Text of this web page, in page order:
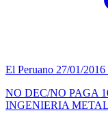
El Peruano 27/01/2016
NO DEC/NO PAGA
INGENIERIA